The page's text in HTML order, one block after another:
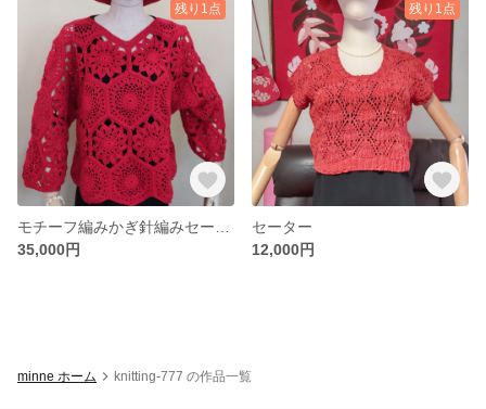
残り1点
35,000円
残り1点
セーター
12,000円
minne ホーム knitting-777 の作品一覧